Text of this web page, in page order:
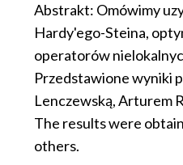
Abstrakt: Omówimy
Hardy'ego-Steina,
operatorów
Przedstawione wyniki
Lenczewską, Arturem
The results were
others.